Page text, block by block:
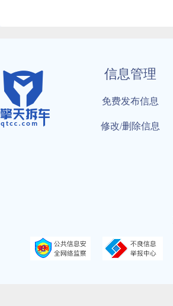
信息管理
免费发布信息
修改/删除信息